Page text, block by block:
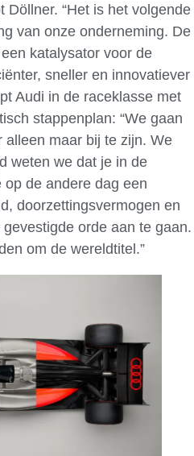
Döllner. “Het is het volgende
van onze onderneming. De
katalysator voor de
sneller en innovatiever
Audi in de raceklasse met
stappenplan: “We gaan
maar bij te zijn. We
weten we dat je in de
de andere dag een
doorzettingsvermogen en
orde aan te gaan.
om de wereldtitel.”